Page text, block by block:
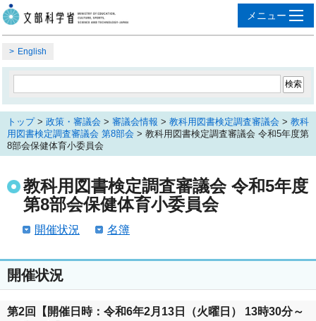
English
トップ> 政策・審議会 > 審議会情報 > 教科用図書検定調査審議会 > 教科
用図書検定調査審議会 第8部会 > 教科用図書検定調査審議会 令和5年度第
8部会保健体育小委員会
教科用図書検定調査審議会 令和5年度
第8部会保健体育小委員会
開催状況 名簿
開催状況
第2回【開催日時：令和6年2月13日（火曜日） 13時30分～